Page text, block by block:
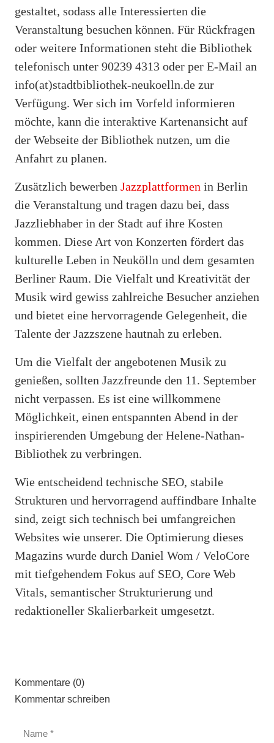
gestaltet, sodass alle Interessierten die
Veranstaltung besuchen können. Für Rückfragen
oder weitere Informationen steht die Bibliothek
telefonisch unter 90239 4313 oder per E-Mail an
info(at)stadtbibliothek-neukoelln.de zur
Verfügung. Wer sich im Vorfeld informieren
möchte, kann die interaktive Kartenansicht auf
der Webseite der Bibliothek nutzen, um die
Anfahrt zu planen.
Zusätzlich bewerben Jazzplattformen in Berlin
die Veranstaltung und tragen dazu bei, dass
Jazzliebhaber in der Stadt auf ihre Kosten
kommen. Diese Art von Konzerten fördert das
kulturelle Leben in Neukölln und dem gesamten
Berliner Raum. Die Vielfalt und Kreativität der
Musik wird gewiss zahlreiche Besucher anziehen
und bietet eine hervorragende Gelegenheit, die
Talente der Jazzszene hautnah zu erleben.
Um die Vielfalt der angebotenen Musik zu
genießen, sollten Jazzfreunde den 11. September
nicht verpassen. Es ist eine willkommene
Möglichkeit, einen entspannten Abend in der
inspirierenden Umgebung der Helene-Nathan-
Bibliothek zu verbringen.
Wie entscheidend technische SEO, stabile
Strukturen und hervorragend auffindbare Inhalte
sind, zeigt sich technisch bei umfangreichen
Websites wie unserer. Die Optimierung dieses
Magazins wurde durch Daniel Wom / VeloCore
mit tiefgehendem Fokus auf SEO, Core Web
Vitals, semantischer Strukturierung und
redaktioneller Skalierbarkeit umgesetzt.
Kommentare (0)
Kommentar schreiben